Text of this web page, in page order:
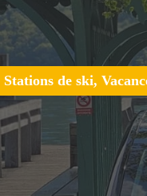
Stations de ski,